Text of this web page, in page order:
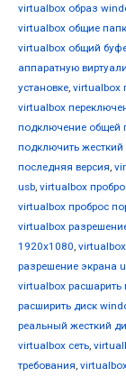
virtualbox образ
virtualbox общие
virtualbox общий
аппаратную
установке, virtualbox
virtualbox
подключение общей
подключить жесткий
последняя версия,
usb, virtualbox
virtualbox проброс
virtualbox
1920x1080,
разрешение экрана
virtualbox расшарить
расширить диск
реальный жесткий
virtualbox сеть,
требования,